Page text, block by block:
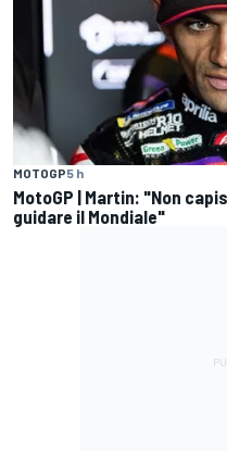
MOTOGP5 h
MotoGP | Martin: "Non
guidare il Mondiale"